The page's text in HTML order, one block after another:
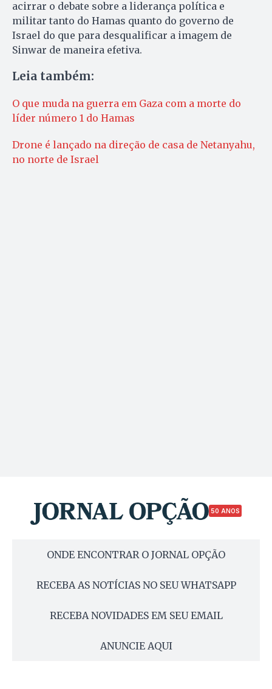
acirrar o debate sobre a liderança política e
militar tanto do Hamas quanto do governo de
Israel do que para desqualificar a imagem de
Sinwar de maneira efetiva.
Leia também:
O que muda na guerra em Gaza com a morte do
líder número 1 do Hamas
Drone é lançado na direção de casa de Netanyahu,
no norte de Israel
50 ANOS
ONDE ENCONTRAR O JORNAL OPÇÃO
RECEBA AS NOTÍCIAS NO SEU WHATSAPP
RECEBA NOVIDADES EM SEU EMAIL
ANUNCIE AQUI